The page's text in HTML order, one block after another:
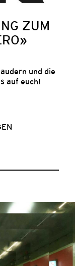
ZUM
und die
auf euch!